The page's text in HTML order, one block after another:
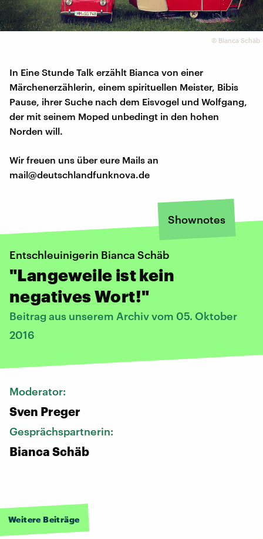
© Bianca Schäb
In Eine Stunde Talk erzählt Bianca von einer
Märchenerzählerin, einem spirituellen Meister, Bibis
Pause, ihrer Suche nach dem Eisvogel und Wolfgang,
der mit seinem Moped unbedingt in den hohen
Norden will.
Wir freuen uns über eure Mails an
mail@deutschlandfunknova.de
Shownotes
Entschleuinigerin Bianca Schäb
"Langeweile ist kein
negatives Wort!"
Beitrag aus unserem Archiv vom 05. Oktober
2016
Moderator:
Sven Preger
Gesprächspartnerin:
Bianca Schäb
Weitere Beiträge